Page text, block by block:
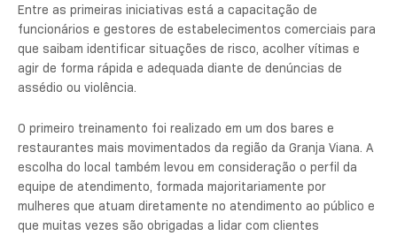
Entre as primeiras iniciativas está a capacitação de
funcionários e gestores de estabelecimentos comerciais para
que saibam identificar situações de risco, acolher vítimas e
agir de forma rápida e adequada diante de denúncias de
assédio ou violência.
O primeiro treinamento foi realizado em um dos bares e
restaurantes mais movimentados da região da Granja Viana. A
escolha do local também levou em consideração o perfil da
equipe de atendimento, formada majoritariamente por
mulheres que atuam diretamente no atendimento ao público e
que muitas vezes são obrigadas a lidar com clientes